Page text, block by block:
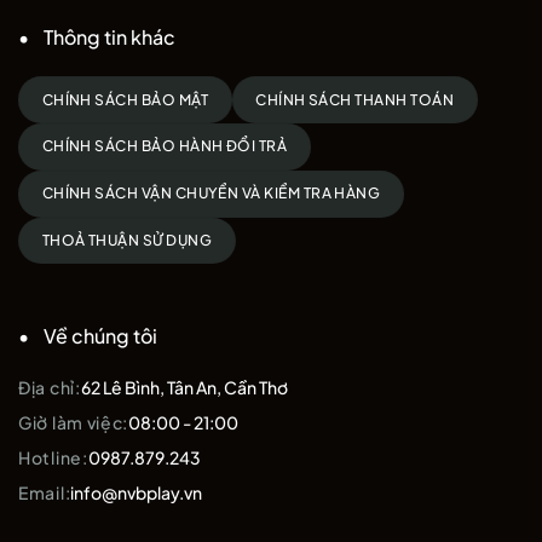
Thông tin khác
CHÍNH SÁCH BẢO MẬT CHÍNH SÁCH THANH TOÁN
CHÍNH SÁCH BẢO HÀNH ĐỔI TRẢ
CHÍNH SÁCH VẬN CHUYỂN VÀ KIỂM TRA HÀNG
THOẢ THUẬN SỬ DỤNG
Về chúng tôi
Địa chỉ:62 Lê Bình, Tân An, Cần Thơ
Giờ làm việc:08:00 - 21:00
Hotline:0987.879.243
Email:info@nvbplay.vn